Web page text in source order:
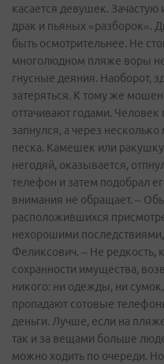
касается девушек.
драк и пьяных «разборок».
быть осмотрительнее. Не
многолюдном пляже воры
гнусные деяния. Наоборот,
затеряться. К тому же
оттачивают годами.
запнулся, а через несколько
песка. Камешек или
негодяй, оказывается,
телефон и затем подобрал
внимания не обращает. –
расположившихся
нехорошими
Феликсович. – Не редкость,
сохранности имущества,
никого: ни одежды, ни
пропадают сотовые
деньги. Лучше, если на
так и за вещами больше
можно ходить по очереди.